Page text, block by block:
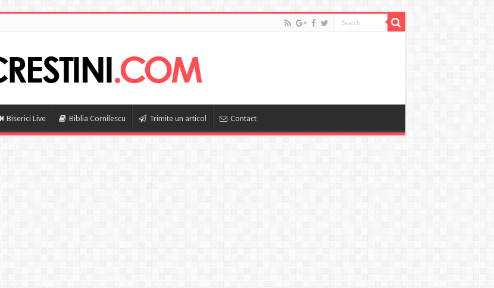
Biserici Live Biblia Cornilescu Trimite un articol Contact